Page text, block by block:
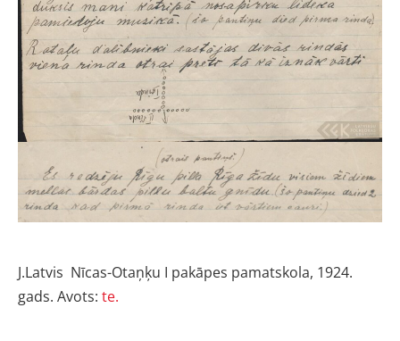
J.Latvis Nīcas-Otaņķu I pakāpes pamatskola, 1924.
gads. Avots: te.